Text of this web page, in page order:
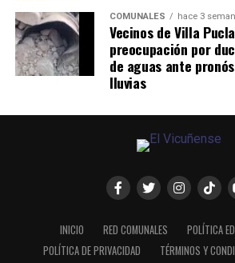
COMUNALES hace 3
Vecinos de Villa
preocupación por
de aguas ante
lluvias
INICIO RED COMUNALES
POLÍTICA
POLÍTICA DE PRIVACIDAD
TÉRMINOS Y